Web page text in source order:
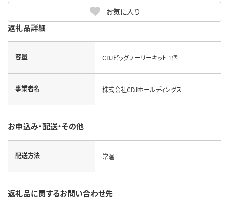
お気に入り
返礼品詳細
容量 CDJビッグプーリーキット 1個
事業者名 株式会社CDJホールディングス
お申込み・配送・その他
配送方法 常温
返礼品に関するお問い合わせ先